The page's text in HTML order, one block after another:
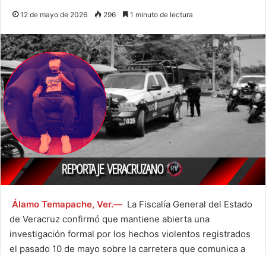
12 de mayo de 2026 296 1 minuto de lectura
Álamo Temapache, Ver.— La Fiscalía General del Estado
de Veracruz confirmó que mantiene abierta una
investigación formal por los hechos violentos registrados
el pasado 10 de mayo sobre la carretera que comunica a